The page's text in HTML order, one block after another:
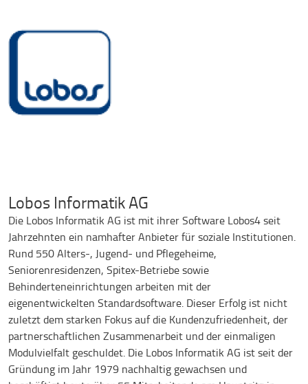
Lobos Informatik AG
Die Lobos Informatik AG ist mit ihrer Software Lobos4 seit
Jahrzehnten ein namhafter Anbieter für soziale Institutionen.
Rund 550 Alters-, Jugend- und Pflegeheime,
Seniorenresidenzen, Spitex-Betriebe sowie
Behinderteneinrichtungen arbeiten mit der
eigenentwickelten Standardsoftware. Dieser Erfolg ist nicht
zuletzt dem starken Fokus auf die Kundenzufriedenheit, der
partnerschaftlichen Zusammenarbeit und der einmaligen
Modulvielfalt geschuldet. Die Lobos Informatik AG ist seit der
Gründung im Jahr 1979 nachhaltig gewachsen und